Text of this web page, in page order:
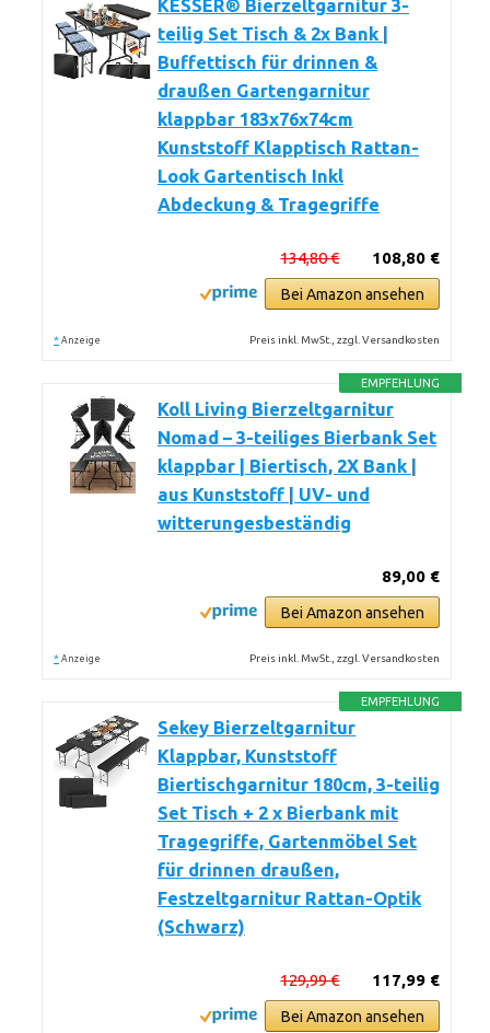
KESSER® Bierzeltgarnitur 3-
teilig Set Tisch & 2x Bank |
Buffettisch für drinnen &
draußen Gartengarnitur
klappbar 183x76x74cm
Kunststoff Klapptisch Rattan-
Look Gartentisch Inkl
Abdeckung & Tragegriffe
108,80 €
134,80 €
Bei Amazon ansehen
* Anzeige Preis inkl. MwSt., zzgl. Versandkosten
EMPFEHLUNG
Koll Living Bierzeltgarnitur
Nomad – 3-teiliges Bierbank Set
klappbar | Biertisch, 2X Bank |
aus Kunststoff | UV- und
witterungesbeständig
89,00 €
Bei Amazon ansehen
* Anzeige Preis inkl. MwSt., zzgl. Versandkosten
EMPFEHLUNG
Sekey Bierzeltgarnitur
Klappbar, Kunststoff
Biertischgarnitur 180cm, 3-teilig
Set Tisch + 2 x Bierbank mit
Tragegriffe, Gartenmöbel Set
für drinnen draußen,
Festzeltgarnitur Rattan-Optik
(Schwarz)
117,99 €
129,99 €
Bei Amazon ansehen